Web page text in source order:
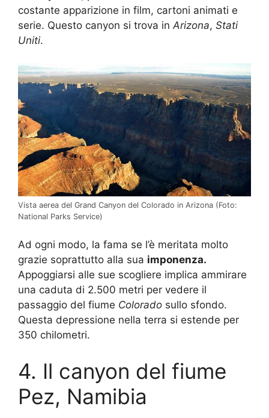
costante apparizione in film, cartoni animati e
serie. Questo canyon si trova in Arizona, Stati
Uniti.
Vista aerea del Grand Canyon del Colorado in Arizona (Foto:
National Parks Service)
Ad ogni modo, la fama se l’è meritata molto
grazie soprattutto alla sua imponenza.
Appoggiarsi alle sue scogliere implica ammirare
una caduta di 2.500 metri per vedere il
passaggio del fiume Colorado sullo sfondo.
Questa depressione nella terra si estende per
350 chilometri.
4. Il canyon del fiume
Pez, Namibia